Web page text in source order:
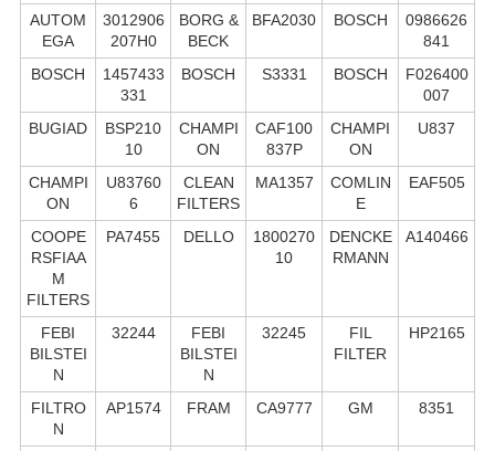
AUTOM
EGA
3012906
207H0
BORG &
BECK
BFA2030 BOSCH
0986626
841
BOSCH
1457433
331
BOSCH S3331 BOSCH
F026400
007
BUGIAD
BSP210
10
CHAMPI
ON
CAF100
837P
CHAMPI
ON
U837
CHAMPI
ON
U83760
6
CLEAN
FILTERS
MA1357
COMLIN
E
EAF505
COOPE
RSFIAA
M
FILTERS
PA7455 DELLO
1800270
10
DENCKE
RMANN
A140466
FEBI
BILSTEI
N
32244
FEBI
BILSTEI
N
32245
FIL
FILTER
HP2165
FILTRO
N
AP1574 FRAM CA9777 GM 8351